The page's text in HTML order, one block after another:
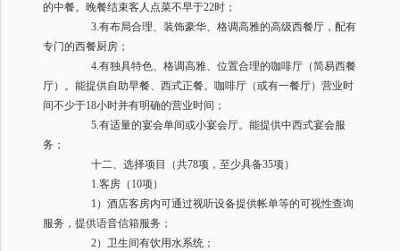
的中餐。晚餐结束客人点菜不早于22时；
3.有布局合理、装饰豪华、格调高雅的高级西餐厅，配有
专门的西餐厨房；
4.有独具特色、格调高雅、位置合理的咖啡厅（简易西餐
厅）。能提供自助早餐、西式正餐。咖啡厅（或有一餐厅）营业时
间不少于18小时并有明确的营业时间；
5.有适量的宴会单间或小宴会厅。能提供中西式宴会服
务；
十二、选择项目（共78项，至少具备35项）
1.客房（ 10项）
1 ）酒店客房内可通过视听设备提供帐单等的可视性查询
服务，提供语音信箱服务；
2）卫生间有饮用水系统；